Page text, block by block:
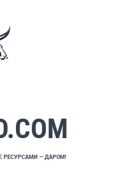
РЕСУРСАМИ — ДАРОМ!